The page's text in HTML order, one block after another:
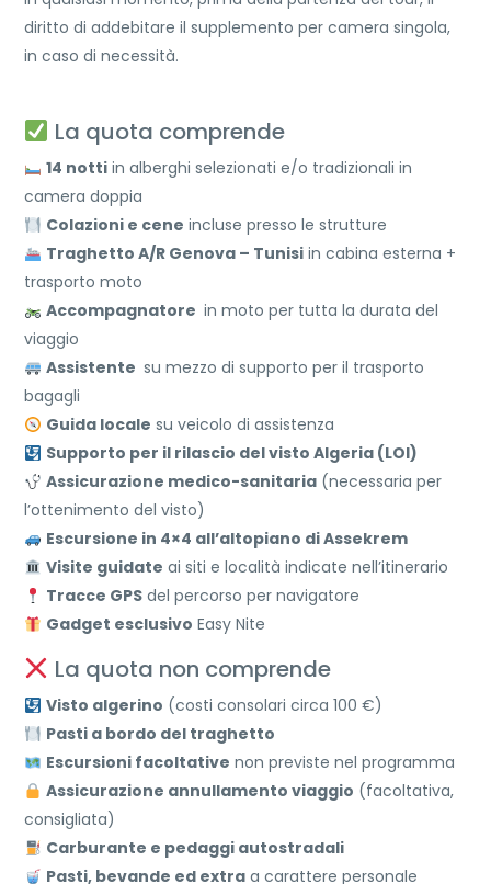
diritto di addebitare il supplemento per camera singola,
in caso di necessità.
La quota comprende
14 nottiin alberghi selezionati e/o tradizionali in
camera doppia
Colazioni e cene incluse presso le strutture
Traghetto A/R Genova – Tunisiin cabina esterna +
trasporto moto
Accompagnatore in moto per tutta la durata del
viaggio
Assistente su mezzo di supporto per il trasporto
bagagli
Guida locale su veicolo di assistenza
Supporto per il rilascio del visto Algeria (LOI)
Assicurazione medico-sanitaria(necessaria per
l’ottenimento del visto)
Escursione in 4×4 all’altopiano di Assekrem
Visite guidate ai siti e località indicate nell’itinerario
Tracce GPSdel percorso per navigatore
Gadget esclusivo Easy Nite
La quota non comprende
Visto algerino (costi consolari circa 100 €)
Pasti a bordo del traghetto
Escursioni facoltative non previste nel programma
Assicurazione annullamento viaggio (facoltativa,
consigliata)
Carburante e pedaggi autostradali
Pasti, bevande ed extraa carattere personale